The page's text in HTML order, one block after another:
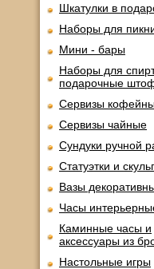
Шкатулки в
Наборы для
Мини - бары
Наборы для
подарочные
Сервизы
Сервизы чайные
Сундуки ручной
Статуэтки и
Вазы
Часы
Каминные часы и
аксессуары из
Настольные игры